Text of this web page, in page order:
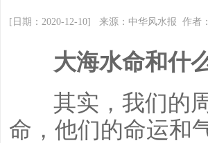
[日期：2020-12-10] 来源：中华风水报 作者
大海水命和什
其实，我们的周
命，他们的命运和